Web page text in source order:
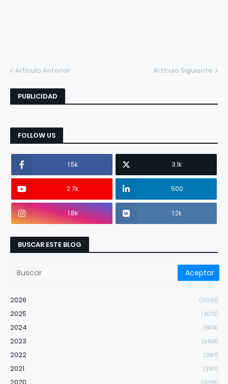
Artículo Anterior Artículo Siguiente
PUBLICIDAD
FOLLOW US
1.5k 3.1k
2.7k 500
1.8k 1.2k
BUSCAR ESTE BLOG
2026 (10243)
2025 (4070)
2024 (5874)
2023 (6601)
2022 (3197)
2021 (3167)